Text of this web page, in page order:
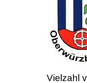
Vielzahl